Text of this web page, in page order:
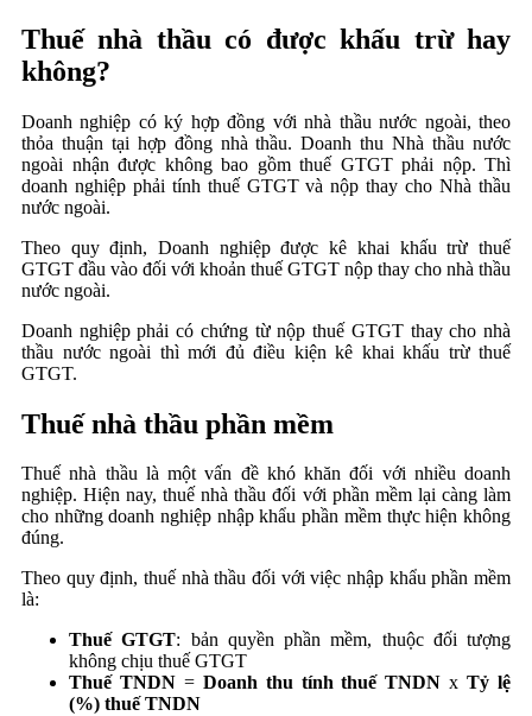
Thuế nhà thầu có được khấu trừ hay
không?
Doanh nghiệp có ký hợp đồng với nhà thầu nước ngoài, theo
thỏa thuận tại hợp đồng nhà thầu. Doanh thu Nhà thầu nước
ngoài nhận được không bao gồm thuế GTGT phải nộp. Thì
doanh nghiệp phải tính thuế GTGT và nộp thay cho Nhà thầu
nước ngoài.
Theo quy định, Doanh nghiệp được kê khai khấu trừ thuế
GTGT đầu vào đối với khoản thuế GTGT nộp thay cho nhà thầu
nước ngoài.
Doanh nghiệp phải có chứng từ nộp thuế GTGT thay cho nhà
thầu nước ngoài thì mới đủ điều kiện kê khai khấu trừ thuế
GTGT.
Thuế nhà thầu phần mềm
Thuế nhà thầu là một vấn đề khó khăn đối với nhiều doanh
nghiệp. Hiện nay, thuế nhà thầu đối với phần mềm lại càng làm
cho những doanh nghiệp nhập khẩu phần mềm thực hiện không
đúng.
Theo quy định, thuế nhà thầu đối với việc nhập khẩu phần mềm
là:
Thuế GTGT: bản quyền phần mềm, thuộc đối tượng
không chịu thuế GTGT
Thuế TNDN= Doanh thu tính thuế TNDN xTỷ lệ
(%) thuế TNDN